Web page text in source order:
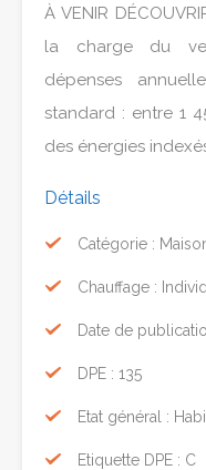
À VENIR
la charge du
dépenses
standard : entre 1
des énergies
Détails
Catégorie :
Chauffage :
Date de
DPE : 135
Etat général :
Etiquette DPE : C